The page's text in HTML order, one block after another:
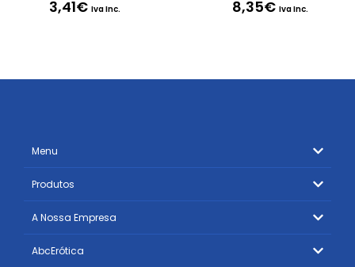
3,41€ Iva Inc. 8,35€ Iva Inc.
Menu
Produtos
A Nossa Empresa
AbcErótica